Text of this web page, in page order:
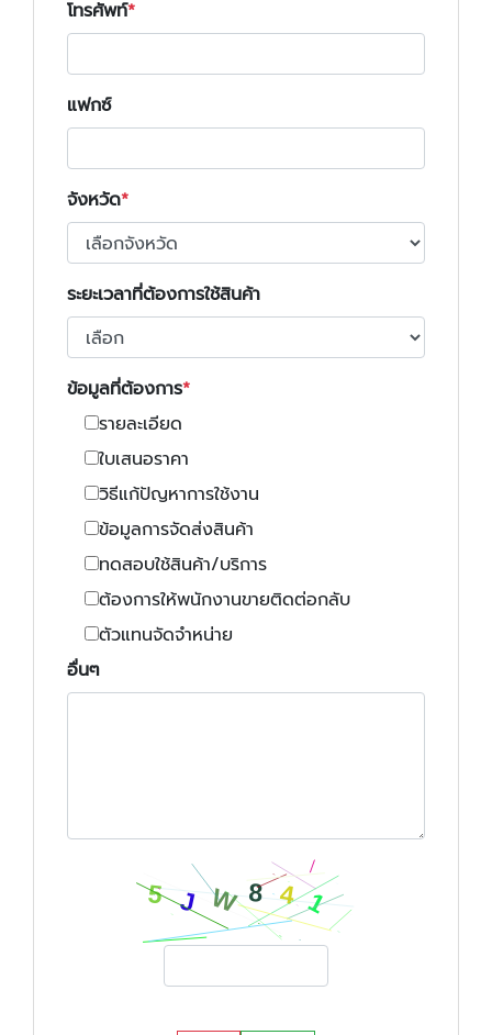
โทรศัพท์
แฟกซ์
จังหวัด
ระยะเวลาที่ต้องการใช้สินค้า
ข้อมูลที่ต้องการ
รายละเอียด
ใบเสนอราคา
วิธีแก้ปัญหาการใช้งาน
ข้อมูลการจัดส่งสินค้า
ทดสอบใช้สินค้า/บริการ
ต้องการให้พนักงานขายติดต่อกลับ
ตัวแทนจัดจำหน่าย
อื่นๆ